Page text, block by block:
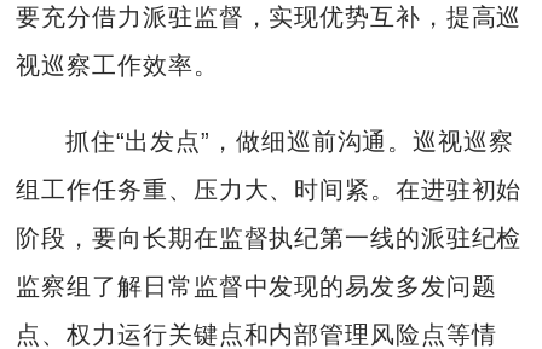
要充分借力派驻监督，实现优势互补，提高巡
视巡察工作效率。
抓住“出发点”，做细巡前沟通。巡视巡察
组工作任务重、压力大、时间紧。在进驻初始
阶段，要向长期在监督执纪第一线的派驻纪检
监察组了解日常监督中发现的易发多发问题
点、权力运行关键点和内部管理风险点等情